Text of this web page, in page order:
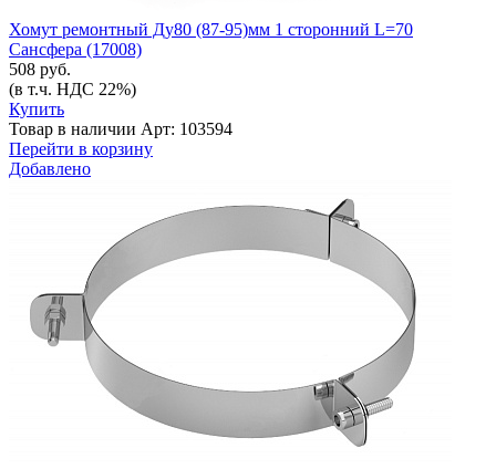
Хомут ремонтный Ду80 (87-95)мм 1 сторонний L=70
Сансфера (17008)
508 руб.
(в т.ч. НДС 22%)
Купить
Товар в наличии Арт: 103594
Перейти в корзину
Добавлено